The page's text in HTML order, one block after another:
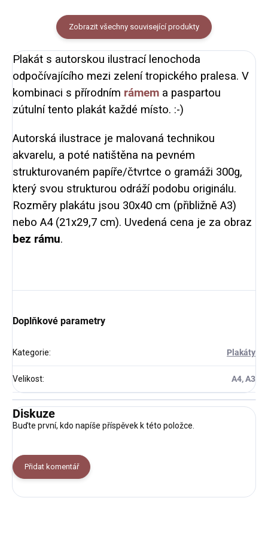
Zobrazit všechny související produkty
Plakát s autorskou ilustrací lenochoda
odpočívajícího mezi zelení tropického pralesa. V
kombinaci s přírodním rámem a paspartou
zútulní tento plakát každé místo. :-)
Autorská ilustrace je malovaná technikou
akvarelu, a poté natištěna na pevném
strukturovaném papíře/čtvrtce o gramáži 300g,
který svou strukturou odráží podobu originálu.
Rozměry plakátu jsou 30x40 cm (přibližně A3)
nebo A4 (21x29,7 cm). Uvedená cena je za obraz
bez rámu.
Doplňkové parametry
Kategorie: Plakáty
Velikost: A4, A3
Diskuze
Buďte první, kdo napíše příspěvek k této položce.
Přidat komentář